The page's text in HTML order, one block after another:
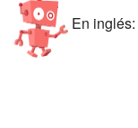
En inglés: